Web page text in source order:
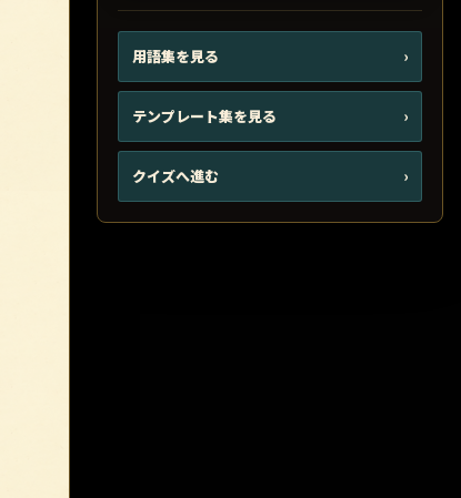
用語集を見る ›
テンプレート集を見る ›
クイズへ進む ›